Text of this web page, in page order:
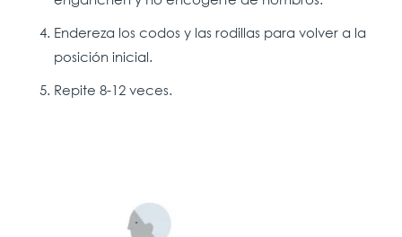
Endereza los codos y las rodillas para volver a la
posición inicial.
Repite 8-12 veces.